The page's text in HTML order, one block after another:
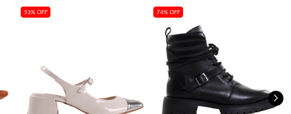
53% OFF 74% OFF